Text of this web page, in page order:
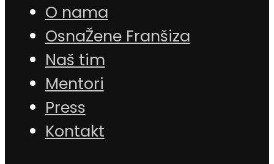
O nama
OsnaŽene Franšiza
Naš tim
Mentori
Press
Kontakt